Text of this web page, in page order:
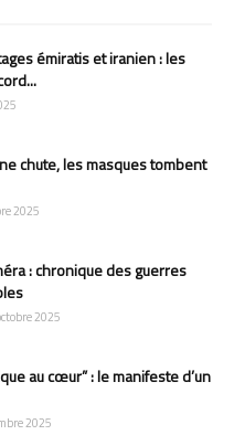
émiratis et iranien : les
chute, les masques tombent
2025
: chronique des guerres
2025
au cœur” : le manifeste d’un
2025